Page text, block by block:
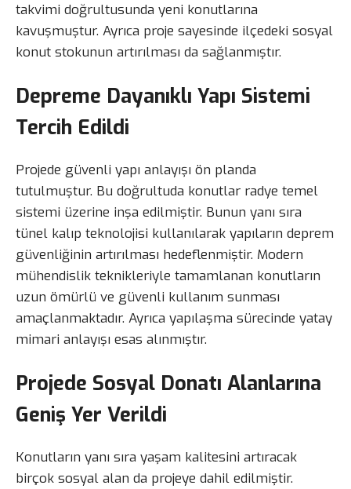
takvimi doğrultusunda yeni konutlarına
kavuşmuştur. Ayrıca proje sayesinde ilçedeki sosyal
konut stokunun artırılması da sağlanmıştır.
Depreme Dayanıklı Yapı Sistemi
Tercih Edildi
Projede güvenli yapı anlayışı ön planda
tutulmuştur. Bu doğrultuda konutlar radye temel
sistemi üzerine inşa edilmiştir. Bunun yanı sıra
tünel kalıp teknolojisi kullanılarak yapıların deprem
güvenliğinin artırılması hedeflenmiştir. Modern
mühendislik teknikleriyle tamamlanan konutların
uzun ömürlü ve güvenli kullanım sunması
amaçlanmaktadır. Ayrıca yapılaşma sürecinde yatay
mimari anlayışı esas alınmıştır.
Projede Sosyal Donatı Alanlarına
Geniş Yer Verildi
Konutların yanı sıra yaşam kalitesini artıracak
birçok sosyal alan da projeye dahil edilmiştir.